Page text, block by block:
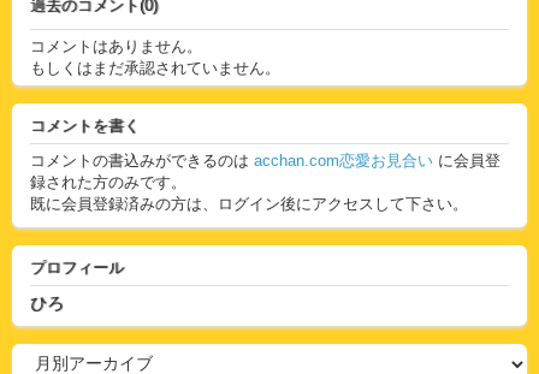
過去のコメント(0)
コメントはありません。
もしくはまだ承認されていません。
コメントを書く
コメントの書込みができるのは acchan.com恋愛お見合い に会員登
録された方のみです。
既に会員登録済みの方は、ログイン後にアクセスして下さい。
プロフィール
ひろ